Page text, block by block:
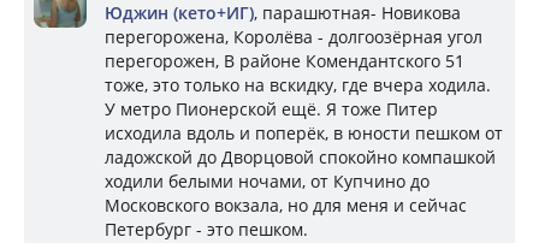
Юджин (кето+ИГ), парашютная- Новикова
перегорожена, Королёва - долгоозёрная угол
перегорожен, В районе Комендантского 51
тоже, это только на вскидку, где вчера ходила.
У метро Пионерской ещё. Я тоже Питер
исходила вдоль и поперёк, в юности пешком от
ладожской до Дворцовой спокойно компашкой
ходили белыми ночами, от Купчино до
Московского вокзала, но для меня и сейчас
Петербург - это пешком.